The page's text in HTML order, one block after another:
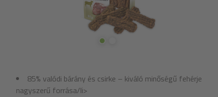
85% valódi bárány és csirke – kiváló minőségű fehérje
nagyszerű forrása/li>